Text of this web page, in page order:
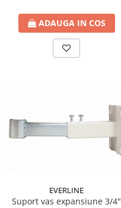
ADAUGA IN COS
EVERLINE
Suport vas expansiune 3/4"